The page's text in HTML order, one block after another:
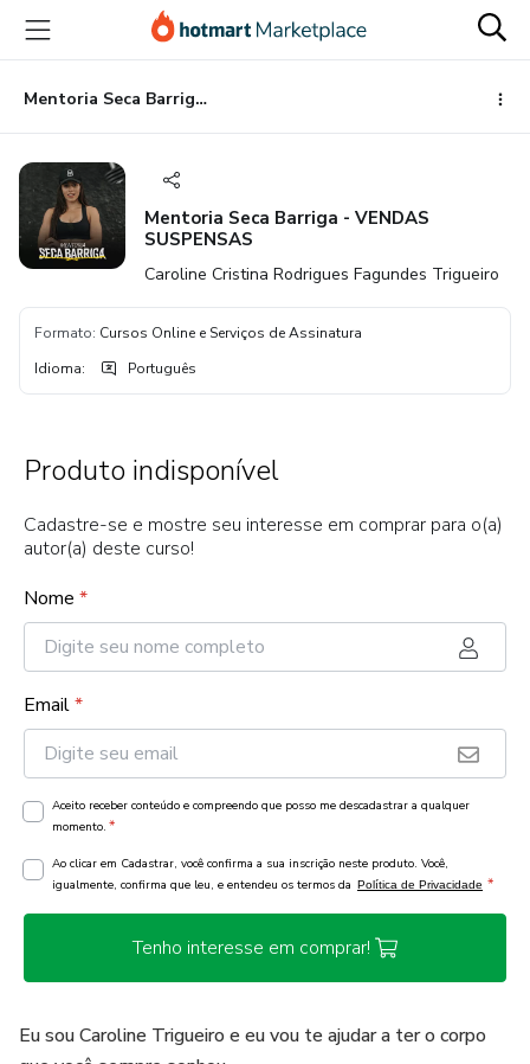
para
conteúdo
principal
para
pagamento
para
rodapé
Mentoria Seca Barriga - VENDAS SUSPENSAS
Mentoria Seca Barriga - VENDAS
SUSPENSAS
Caroline Cristina Rodrigues Fagundes Trigueiro
Formato: Cursos Online e Serviços de Assinatura
Idioma: Português
Produto indisponível
Cadastre-se e mostre seu interesse em comprar para o(a)
autor(a) deste curso!
Nome *
Email*
Aceito receber conteúdo e compreendo que posso me descadastrar a qualquer
momento. *
Ao clicar em Cadastrar, você confirma a sua inscrição neste produto. Você,
igualmente, confirma que leu, e entendeu os termos da Política de Privacidade *
Tenho interesse em comprar!
Eu sou Caroline Trigueiro e eu vou te ajudar a ter o corpo